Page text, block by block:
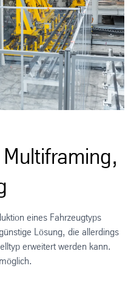
eines Fahrzeugtyps
Lösung, die allerdings
erweitert werden kann.